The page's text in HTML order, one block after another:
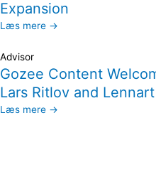
Expansion
Læs mere →
Advisor
Gozee Content
Lars Ritlov and
Læs mere →